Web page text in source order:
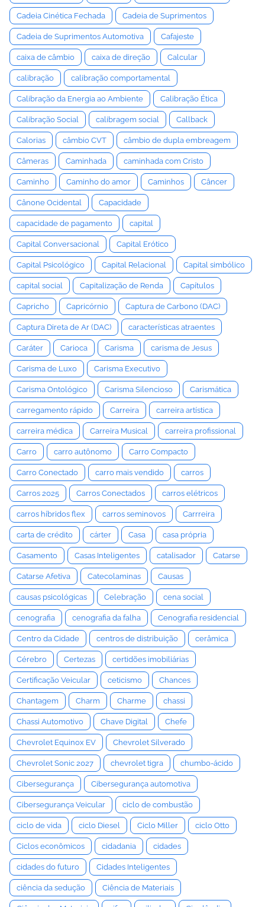
Cadeia Cinética Fechada Cadeia de Suprimentos
Cadeia de Suprimentos Automotiva Cafajeste
caixa de câmbio caixa de direção Calcular
calibração calibração comportamental
Calibração da Energia ao Ambiente Calibração Ética
Calibração Social calibragem social Callback
Calorias câmbio CVT câmbio de dupla embreagem
Câmeras Caminhada caminhada com Cristo
Caminho Caminho do amor Caminhos Câncer
Cânone Ocidental Capacidade
capacidade de pagamento capital
Capital Conversacional Capital Erótico
Capital Psicológico Capital Relacional Capital simbólico
capital social Capitalização de Renda Capítulos
Capricho Capricórnio Captura de Carbono (DAC)
Captura Direta de Ar (DAC) características atraentes
Caráter Carioca Carisma carisma de Jesus
Carisma de Luxo Carisma Executivo
Carisma Ontológico Carisma Silencioso Carismática
carregamento rápido Carreira carreira artística
carreira médica Carreira Musical carreira profissional
Carro carro autônomo Carro Compacto
Carro Conectado carro mais vendido carros
Carros 2025 Carros Conectados carros elétricos
carros híbridos flex carros seminovos Carrreira
carta de crédito cárter Casa casa própria
Casamento Casas Inteligentes catalisador Catarse
Catarse Afetiva Catecolaminas Causas
causas psicológicas Celebração cena social
cenografia cenografia da falha Cenografia residencial
Centro da Cidade centros de distribuição cerâmica
Cérebro Certezas certidões imobiliárias
Certificação Veicular ceticismo Chances
Chantagem Charm Charme chassi
Chassi Automotivo Chave Digital Chefe
Chevrolet Equinox EV Chevrolet Silverado
Chevrolet Sonic 2027 chevrolet tigra chumbo-ácido
Cibersegurança Cibersegurança automotiva
Cibersegurança Veicular ciclo de combustão
ciclo de vida ciclo Diesel Ciclo Miller ciclo Otto
Ciclos econômicos cidadania cidades
cidades do futuro Cidades Inteligentes
ciência da sedução Ciência de Materiais